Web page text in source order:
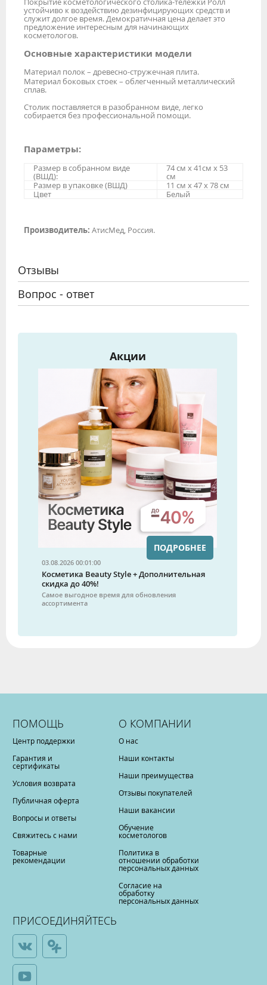
устойчиво к воздействию дезинфицирующих средств и
служит долгое время. Демократичная цена делает это
предложение интересным для начинающих
косметологов.
Основные характеристики модели
Материал полок – древесно-стружечная плита.
Материал боковых стоек – облегченный металлический
сплав.
Столик поставляется в разобранном виде, легко
собирается без профессиональной помощи.
Параметры:
Размер в собранном виде
(ВШД):
74 см х 41см х 53
см
Размер в упаковке (ВШД)
11 см х 47 х 78 см
Цвет
Белый
Производитель: АтисМед, Россия.
Отзывы
Вопрос - ответ
Акции
03.08.2026 00:01:00
Косметика Beauty Style + Дополнительная
скидка до 40%!
Самое выгодное время для обновления
ассортимента
ПОДРОБНЕЕ
ПОМОЩЬ
Центр поддержки
Гарантия и
сертификаты
Условия возврата
Публичная оферта
Вопросы и ответы
Свяжитесь с нами
Товарные
рекомендации
О КОМПАНИИ
О нас
Наши контакты
Наши преимущества
Отзывы покупателей
Наши вакансии
Обучение
косметологов
Политика в
отношении обработки
персональных данных
Согласие на
обработку
персональных данных
ПРИСОЕДИНЯЙТЕСЬ